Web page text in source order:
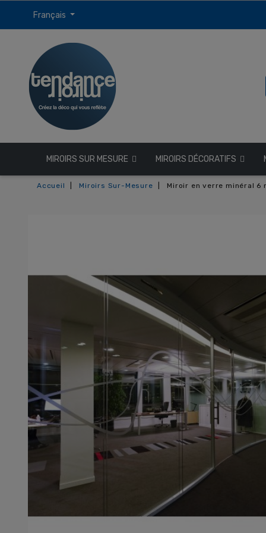
Français
MIROIRS SUR MESURE MIROIRS DÉCORATIFS
Accueil Miroirs Sur-Mesure Miroir en verre minéral 6